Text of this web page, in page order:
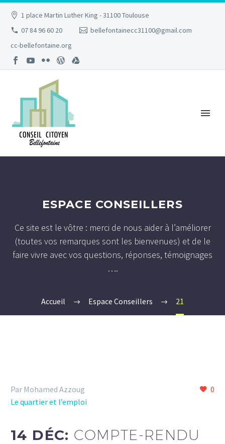
1 place Martin Luther King - 31100 Toulouse
07 84 96 60 20
bellefontainecc31100@gmail.com
cc-bellefontaine.org
ESPACE CONSEILLERS
Ce site est le vôtre : merci de nous aider à l’améliorer
(toutes vos remarques sont les bienvenues) et de le
faire vivre avec vos questions, réponses, témoignages
….
Accueil Espace Conseillers 21
0
Par Mohamed Azzoug
Le quartier et l’emploi
14 DÉC: COMPTE-RENDU